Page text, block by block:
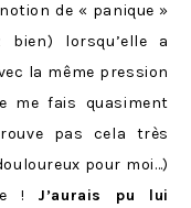
de « panique »
lorsqu’elle a
la même pression
me fais quasiment
pas cela très
pour moi…)
! J’aurais pu lui